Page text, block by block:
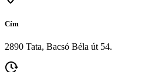
Cím
2890 Tata, Bacsó Béla út 54.